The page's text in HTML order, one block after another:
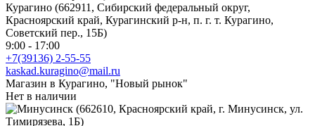
Курагино (662911, Сибирский федеральный округ,
Красноярский край, Курагинский р-н, п. г. т. Курагино,
Советский пер., 15Б)
9:00 - 17:00
+7(39136) 2-55-55
kaskad.kuragino@mail.ru
Магазин в Курагино, "Новый рынок"
Нет в наличии